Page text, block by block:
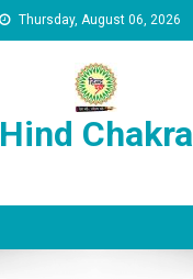
Thursday, August 06, 2026
Hind Chakra